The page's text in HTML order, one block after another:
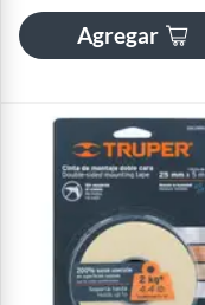
Agregar